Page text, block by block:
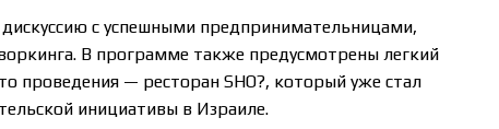
с успешными предпринимательницами,
В программе также предусмотрены легкий
проведения — ресторан SHO?, который уже стал
инициативы в Израиле.